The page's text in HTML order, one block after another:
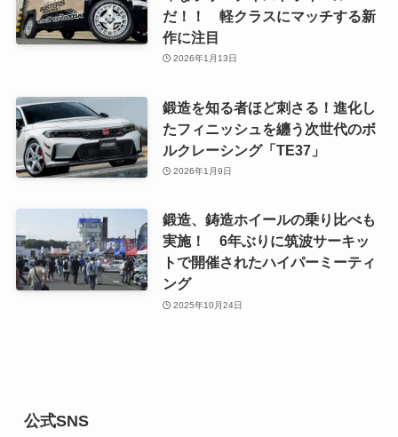
だ！！ 軽クラスにマッチする新
作に注目
2026年1月13日
鍛造を知る者ほど刺さる！進化し
たフィニッシュを纏う次世代のボ
ルクレーシング「TE37」
2026年1月9日
鍛造、鋳造ホイールの乗り比べも
実施！ 6年ぶりに筑波サーキッ
トで開催されたハイパーミーティ
ング
2025年10月24日
公式SNS